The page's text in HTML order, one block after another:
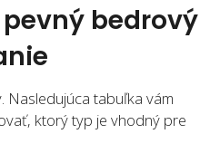
bedrový
Nasledujúca tabuľka vám
ktorý typ je vhodný pre